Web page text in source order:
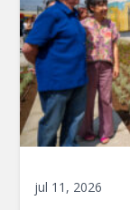
jul 11, 2026